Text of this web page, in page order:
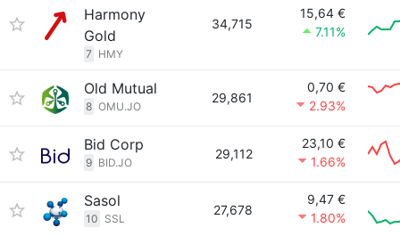
Harmony
Gold
7 HMY
34,715
15,64 €
7.11%
Old Mutual
8 OMU.JO
29,861
0,70 €
2.93%
Bid Corp
9 BID.JO
29,112
23,10 €
1.66%
Sasol
10 SSL
27,678
9,47 €
1.80%